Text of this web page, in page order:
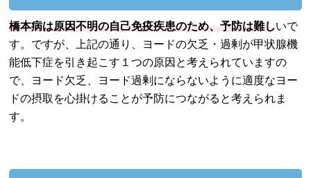
橋本病は原因不明の自己免疫疾患のため、予防は難しいで
す。ですが、上記の通り、ヨードの欠乏・過剰が甲状腺機
能低下症を引き起こす１つの原因と考えられていますの
で、ヨード欠乏、ヨード過剰にならないように適度なヨー
ドの摂取を心掛けることが予防につながると考えられま
す。